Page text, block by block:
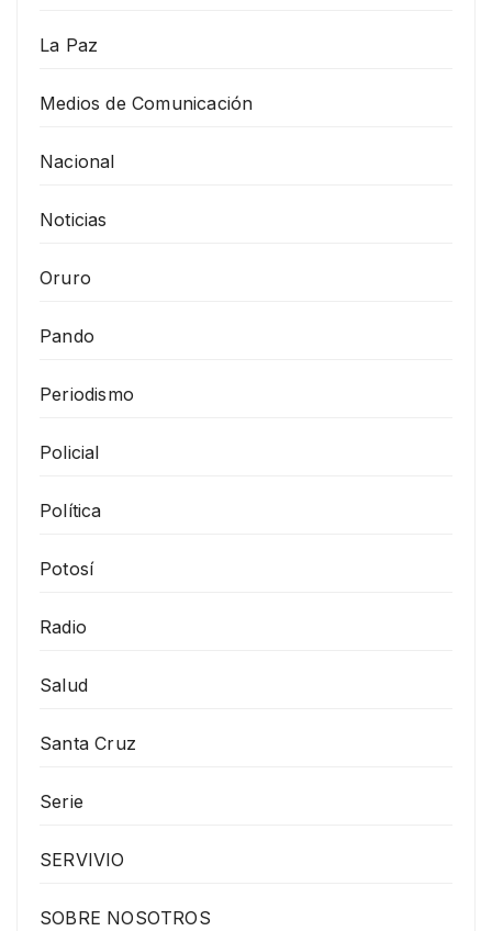
La Paz
Medios de Comunicación
Nacional
Noticias
Oruro
Pando
Periodismo
Policial
Política
Potosí
Radio
Salud
Santa Cruz
Serie
SERVIVIO
SOBRE NOSOTROS